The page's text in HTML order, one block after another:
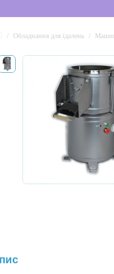
Обладнання для їдалень